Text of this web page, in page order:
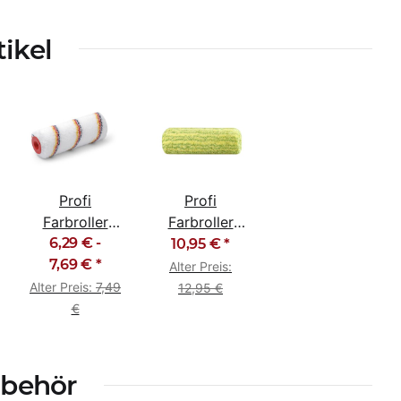
Profi
Farbroller
Farbwalze
Malerrolle
Malerwalze
TopLine
6,29 € -
7,69 € *
Alter Preis: 7,49
€
Profi
Farbroller
Malerrolle
25cm
Grünstreif
10,95 €*
Alter Preis:
12,95 €